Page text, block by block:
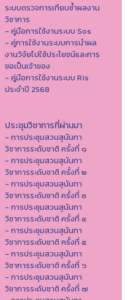
ระบบตรวจการเทียบซ้ำผลงาน
วิชาการ
- คู่มือการใช้งานระบบ Sos
- คู่การใช้งานระบบการนำผล
งานวิจัยไปใช้ประโยชน์และการ
ขอเป็นเจ้าของ
- คู่มือการใช้งานระบบ Ris
ประจำปี 2568
ประชุมวิชาการที่ผ่านมา
- การประชุมสวนสุนันทา
วิชาการระดับชาติ ครั้งที่ ๑
- การประชุมสวนสุนันทา
วิชาการระดับชาติ ครั้งที่ ๒
- การประชุมสวนสุนันทา
วิชาการระดับชาติ ครั้งที่ ๓
- การประชุมสวนสุนันทา
วิชาการระดับชาติ ครั้งที่ ๔
- การประชุมสวนสุนันทา
วิชาการระดับชาติ ครั้งที่ ๕
- การประชุมสวนสุนันทา
วิชาการระดับชาติ ครั้งที่ ๖
- การประชุมสวนสุนันทา
วิชาการระดับชาติ ครั้งที่ ๗